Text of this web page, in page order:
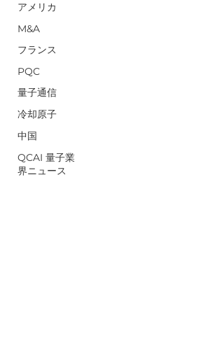
アメリカ
M&A
フランス
PQC
量子通信
冷却原子
中国
QCAI 量子業
界ニュース